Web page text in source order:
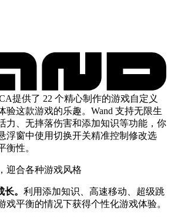
提供了 22 个精心制作的游戏自定义
验这款游戏的乐趣。Wand 支持无限生
力、无摔落伤害和添加知识等功能，你
浮窗中使用切换开关精准控制修改选
衡性。
迎合各种游戏风格
。 利用添加知识、高速移动、超级跳
戏平衡的情况下获得个性化游戏体验。